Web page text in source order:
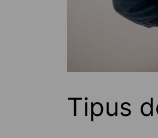
Tipus